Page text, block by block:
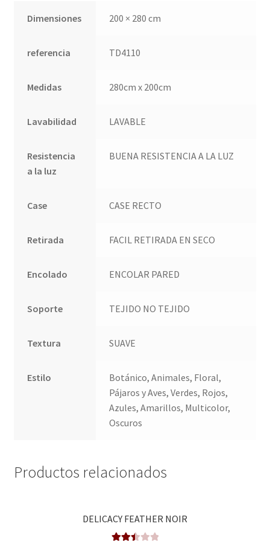
Tienda
Tu Proyecto
Dimensiones 200 × 280 cm
referencia TD4110
Medidas 280cm x 200cm
Lavabilidad LAVABLE
Resistencia
a la luz
BUENA RESISTENCIA A LA LUZ
Case CASE RECTO
Retirada FACIL RETIRADA EN SECO
Encolado ENCOLAR PARED
Soporte TEJIDO NO TEJIDO
Textura SUAVE
Estilo
Botánico, Animales, Floral,
Pájaros y Aves, Verdes, Rojos,
Azules, Amarillos, Multicolor,
Oscuros
Productos relacionados
DELICACY FEATHER NOIR